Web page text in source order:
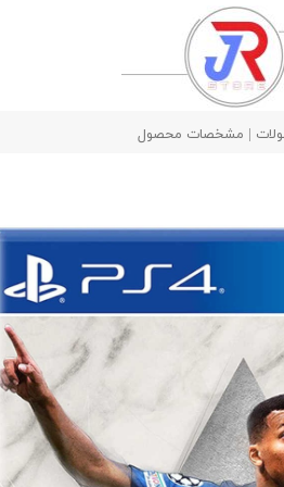
| مشخصات محصول